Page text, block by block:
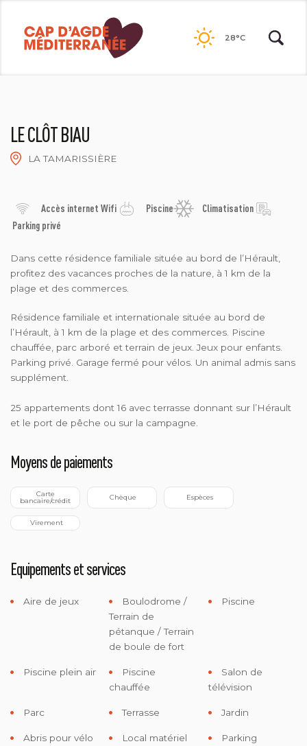
contenu
28°C
LE CLÔT BIAU
LA TAMARISSIÈRE
Accès internet Wifi Piscine
Climatisation
Parking privé
Dans cette résidence familiale située au bord de l’Hérault,
profitez des vacances proches de la nature, à 1 km de la
plage et des commerces.
Résidence familiale et internationale située au bord de
l’Hérault, à 1 km de la plage et des commerces. Piscine
chauffée, parc arboré et terrain de jeux. Jeux pour enfants.
Parking privé. Garage fermé pour vélos. Un animal admis sans
supplément.
25 appartements dont 16 avec terrasse donnant sur l’Hérault
et le port de pêche ou sur la campagne.
Moyens de paiements
bancaire/crédit Chèque Espèces
Virement
Equipements et services
Aire de jeux
Boulodrome /
Terrain de
pétanque / Terrain
de boule de fort
Piscine
Piscine plein air
Piscine
chauffée
Salon de
télévision
Parc Terrasse Jardin
Abris pour vélo
Local matériel
Parking